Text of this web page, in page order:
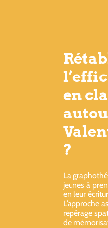
en
?
La
jeunes à
en leur
L’approche
repérage
de